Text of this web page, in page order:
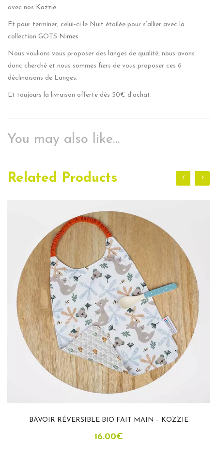
avec nos Kozzie.
Et pour terminer, celui-ci le Nuit étoilée pour s’allier avec la
collection GOTS Nimes
Nous voulions vous proposer des langes de qualité, nous avons
donc cherché et nous sommes fiers de vous proposer ces 6
déclinaisons de Langes.
Et toujours la livraison offerte dès 50€ d’achat.
You may also like…
Related Products
BAVOIR RÉVERSIBLE BIO FAIT MAIN – KOZZIE
16.00€